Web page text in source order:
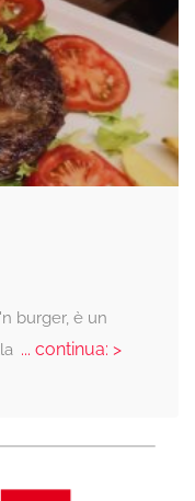
burger, è un
... continua: >